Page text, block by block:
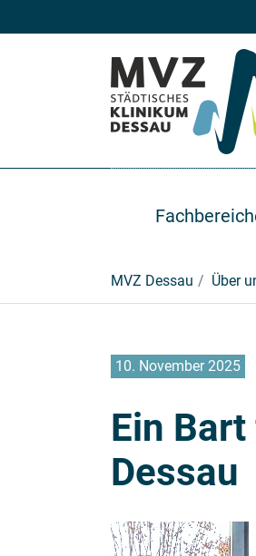
Sie sind hier:
MVZ Dessau Über
10. November 2025
Ein
Dessau